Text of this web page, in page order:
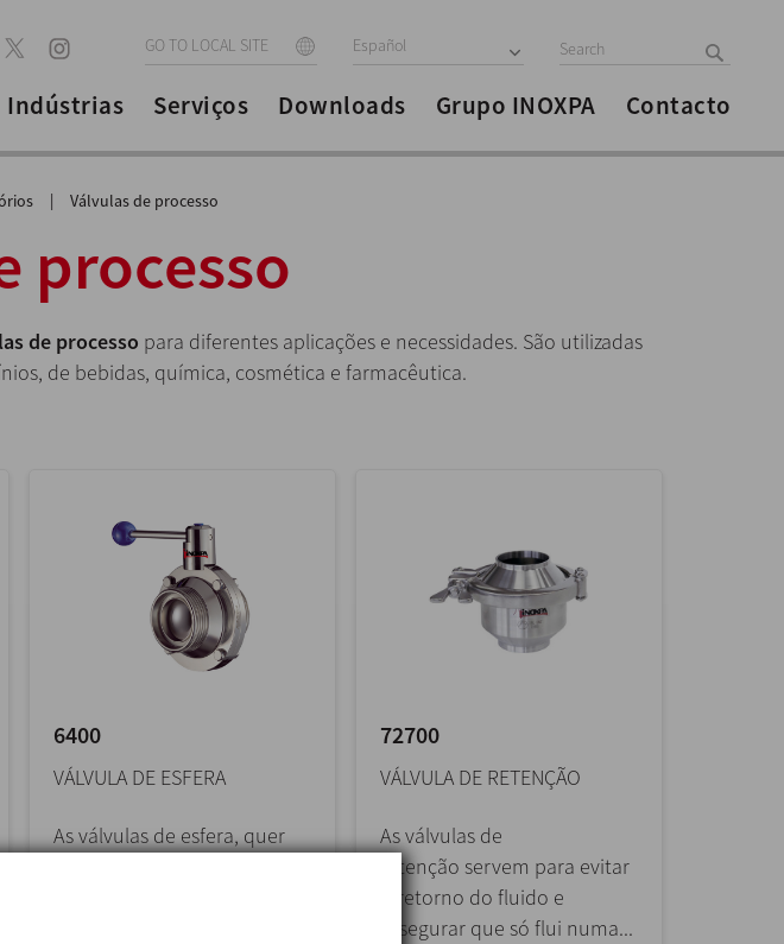
GO TO LOCAL SITE Español
Indústrias Serviços Downloads Grupo INOXPA Contacto
| Válvulas de processo
processo
de processo para diferentes aplicações e necessidades. São utilizadas
de bebidas, química, cosmética e farmacêutica.
6400
VÁLVULA DE ESFERA
As válvulas de esfera, quer
72700
VÁLVULA DE RETENÇÃO
As válvulas de
retenção servem para evitar
o retorno do fluido e
assegurar que só flui numa...